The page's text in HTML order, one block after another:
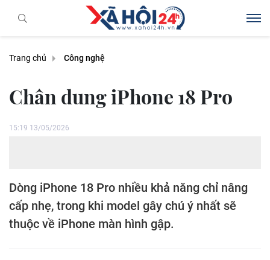
Trang chủ Công nghệ
Chân dung iPhone 18 Pro
15:19 13/05/2026
Dòng iPhone 18 Pro nhiều khả năng chỉ nâng
cấp nhẹ, trong khi model gây chú ý nhất sẽ
thuộc về iPhone màn hình gập.